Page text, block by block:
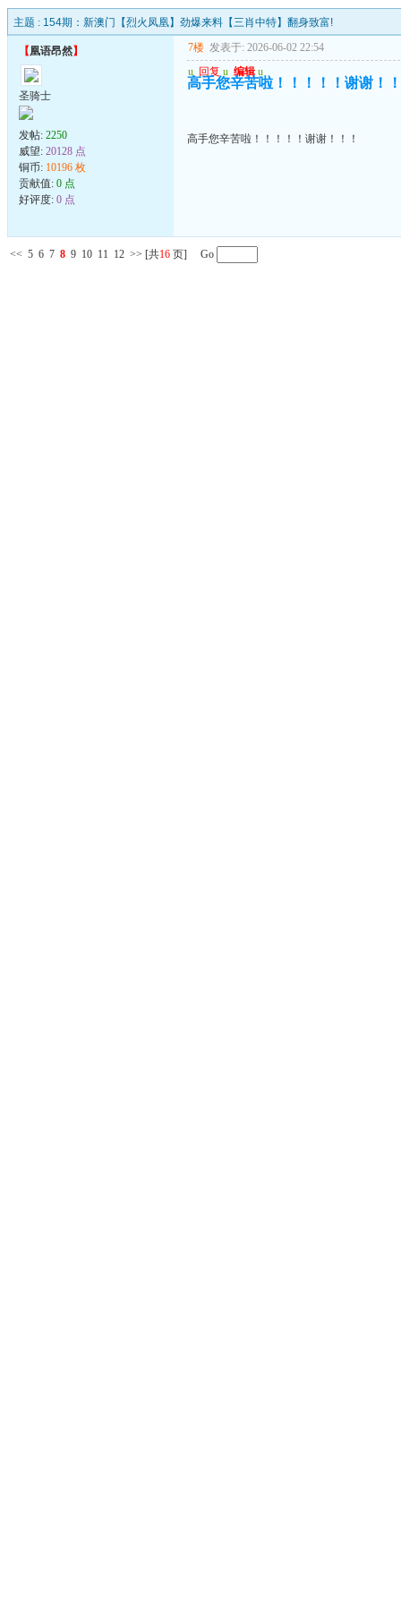
主题 : 154期：新澳门【烈火凤凰】劲爆来料【三肖中特】翻身致富!
【凰语昂然】
圣骑士
发帖: 2250
威望: 20128 点
铜币: 10196 枚
贡献值: 0 点
好评度: 0 点
7楼 发表于: 2026-06-02 22:54
u 回复 u 编辑 u
高手您辛苦啦！！！！！谢谢！
高手您辛苦啦！！！！！谢谢！！！
<< 5 6 7 8 9 10 11 12 >> [共16 页] Go